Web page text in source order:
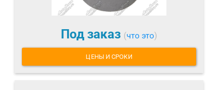
Под заказ (что это)
ЦЕНЫ И СРОКИ